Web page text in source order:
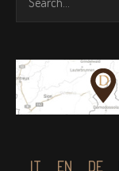
IT EN DE